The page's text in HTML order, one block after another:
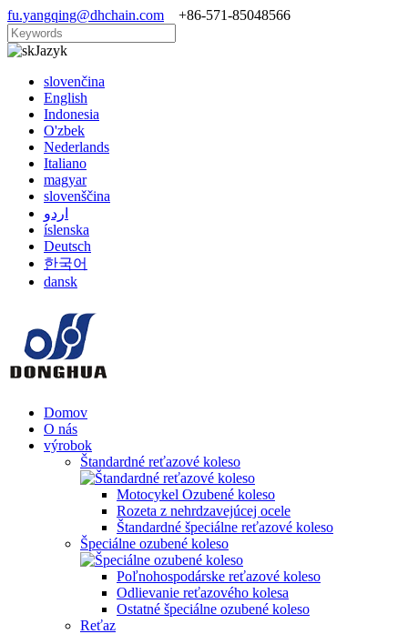
fu.yangqing@dhchain.com +86-571-85048566
Jazyk
slovenčina
English
Indonesia
O'zbek
Nederlands
Italiano
magyar
slovenščina
اردو
íslenska
Deutsch
한국어
dansk
Domov
O nás
výrobok
Štandardné reťazové koleso
Motocykel Ozubené koleso
Rozeta z nehrdzavejúcej ocele
Štandardné špeciálne reťazové koleso
Špeciálne ozubené koleso
Poľnohospodárske reťazové koleso
Odlievanie reťazového kolesa
Ostatné špeciálne ozubené koleso
Reťaz